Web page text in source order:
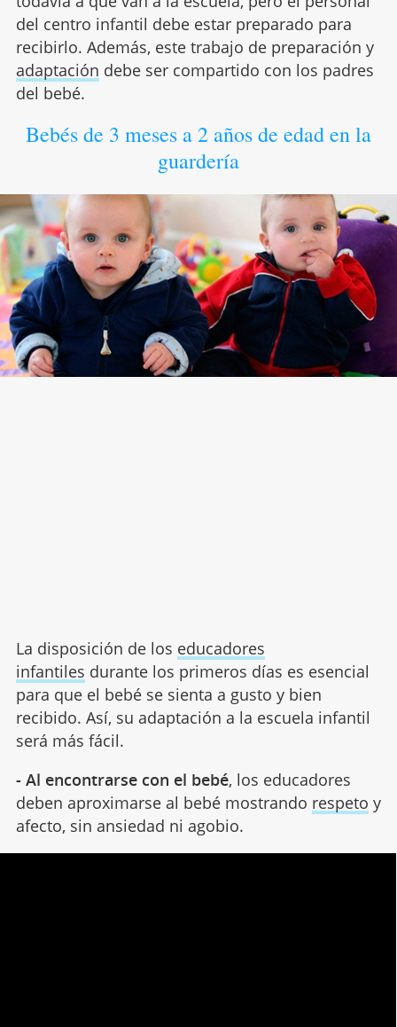
del centro infantil debe estar preparado para
recibirlo. Además, este trabajo de preparación y
adaptación debe ser compartido con los padres
del bebé.
Bebés de 3 meses a 2 años de edad en la
guardería
La disposición de los educadores
infantiles durante los primeros días es esencial
para que el bebé se sienta a gusto y bien
recibido. Así, su adaptación a la escuela infantil
será más fácil.
- Al encontrarse con el bebé, los educadores
deben aproximarse al bebé mostrando respeto y
afecto, sin ansiedad ni agobio.